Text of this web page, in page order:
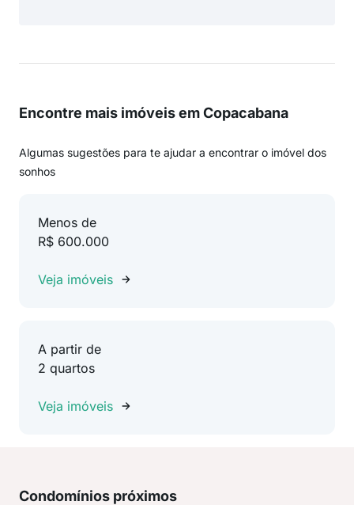
Encontre mais imóveis em Copacabana
Algumas sugestões para te ajudar a encontrar o imóvel dos
sonhos
Menos de
R$ 600.000
Veja imóveis
A partir de
2 quartos
Veja imóveis
Condomínios próximos